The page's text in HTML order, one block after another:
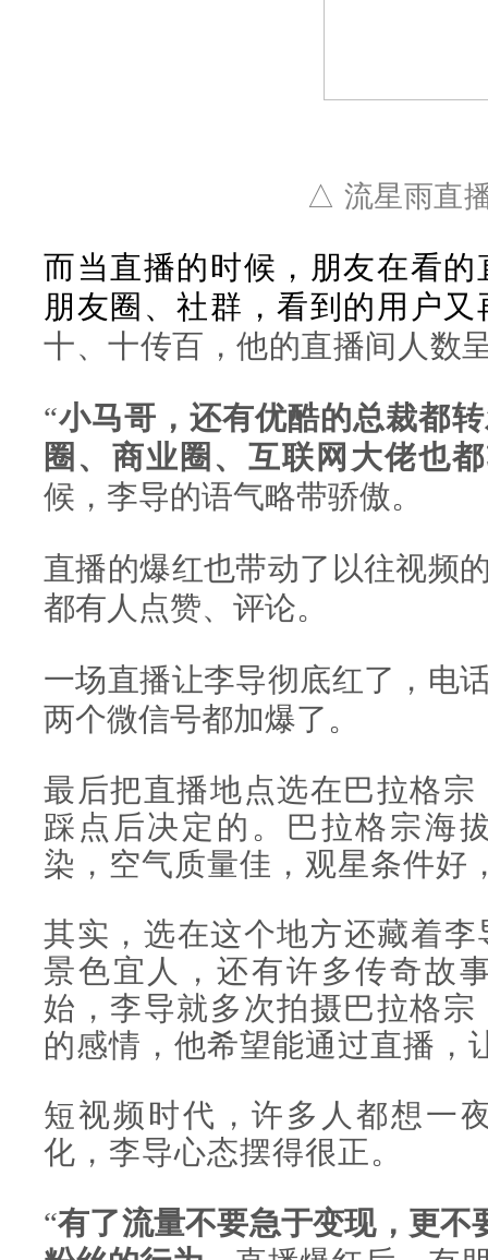
△ 流星雨直
而当直播的时候，朋友在看
朋友圈、社群，看到的用户
十、十传百，他的直播间人数
“小马哥，还有优酷的总裁都
圈、商业圈、互联网大佬也
候，李导的语气略带骄傲。
直播的爆红也带动了以往视频
都有人点赞、评论。
一场直播让李导彻底红了，电
两个微信号都加爆了。
最后把直播地点选在巴拉格
踩点后决定的。巴拉格宗海
染，空气质量佳，观星条件好
其实，选在这个地方还藏着
景色宜人，还有许多传奇故
始，李导就多次拍摄巴拉格宗
的感情，他希望能通过直播，
短视频时代，许多人都想一
化，李导心态摆得很正。
“有了流量不要急于变现，更不